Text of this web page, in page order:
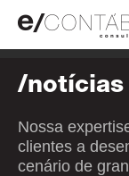
/notícias
Nossa
clientes a
cenário de